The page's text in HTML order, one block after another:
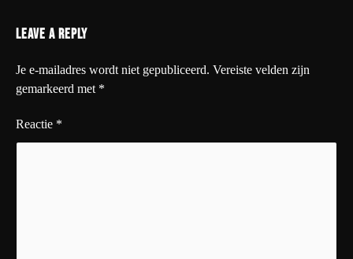
Leave a Reply
Je e-mailadres wordt niet gepubliceerd. Vereiste velden zijn
gemarkeerd met *
Reactie *